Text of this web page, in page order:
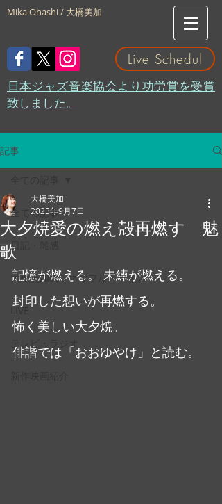
Mika Ohashi / 大橋美加
Live Schedul
​日本ジャズ音楽協会より功労賞を受賞
致しました。
記事
全ての記事
日記・雑感
大橋美加のシネマフル・デイズ
LIVE
テレビ・ラジオ
大夕焼愛の燃え殻再燃す 魅
歌
大橋美加
2023年9月7日
記憶が燃える。 未練が燃える。
封印した想いが再燃する。
怖く美しい大夕焼。
俳諧では「おおゆやけ」と読む。